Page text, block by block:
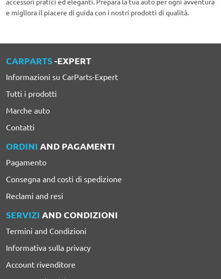
e migliora il piacere di guida con i nostri prodotti di qualità.
CARPARTS-EXPERT
Informazioni su CarParts-Expert
Tutti i prodotti
Marche auto
Contatti
ORDINI AND PAGAMENTI
Pagamento
Consegna and costi di spedizione
Reclami and resi
SERVIZI AND CONDIZIONI
Termini and Condizioni
Informativa sulla privacy
Account rivenditore